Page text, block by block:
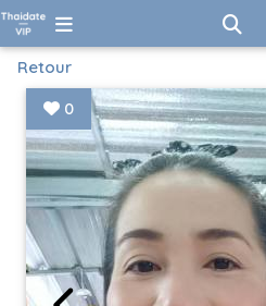
Retour
0